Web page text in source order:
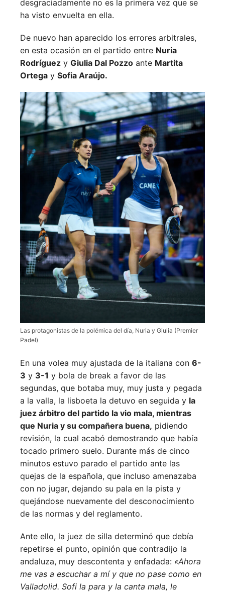
desgraciadamente no es la primera vez que se
ha visto envuelta en ella.
De nuevo han aparecido los errores arbitrales,
en esta ocasión en el partido entre Nuria
Rodríguez y Giulia Dal Pozzo ante Martita
Ortega y Sofia Araújo.
Las protagonistas de la polémica del día, Nuria y Giulia (Premier
Padel)
En una volea muy ajustada de la italiana con 6-
3 y 3-1 y bola de break a favor de las
segundas, que botaba muy, muy justa y pegada
a la valla, la lisboeta la detuvo en seguida y la
juez árbitro del partido la vio mala, mientras
que Nuria y su compañera buena, pidiendo
revisión, la cual acabó demostrando que había
tocado primero suelo. Durante más de cinco
minutos estuvo parado el partido ante las
quejas de la española, que incluso amenazaba
con no jugar, dejando su pala en la pista y
quejándose nuevamente del desconocimiento
de las normas y del reglamento.
Ante ello, la juez de silla determinó que debía
repetirse el punto, opinión que contradijo la
andaluza, muy descontenta y enfadada: «Ahora
me vas a escuchar a mí y que no pase como en
Valladolid. Sofi la para y la canta mala, le